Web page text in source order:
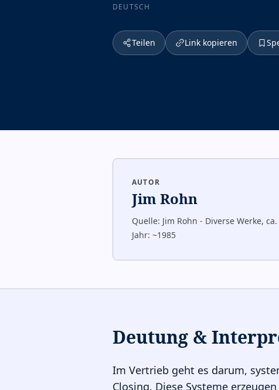
DEUTSCH
Teilen Link kopieren
AUTOR
Jim Rohn
Quelle: Jim Rohn - Diverse Werke,
Jahr: ~1985
Deutung &
Im Vertrieb geht es darum,
Closing. Diese Systeme